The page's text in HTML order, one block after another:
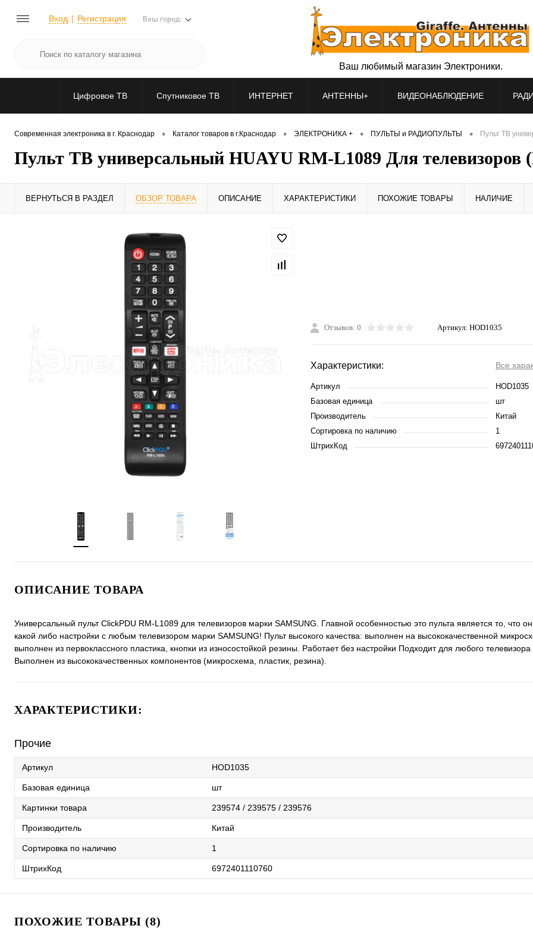
Вход Регистрация Ваш город:
Ваш любимый магазин Электроники.
Цифровое ТВ Спутниковое ТВ ИНТЕРНЕТ АНТЕННЫ+ ВИДЕОНАБЛЮДЕНИЕ
Современная электроника в г. Краснодар • Каталог товаров в г.Краснодар • ЭЛЕКТРОНИКА + • ПУЛЬТЫ и РАДИОПУЛЬТЫ • Пульт ТВ
Пульт ТВ универсальный HUAYU RM-L1089 Для телевизоров
ВЕРНУТЬСЯ В РАЗДЕЛ ОБЗОР ТОВАРА ОПИСАНИЕ ХАРАКТЕРИСТИКИ ПОХОЖИЕ ТОВАРЫ НАЛИЧИЕ
Отзывов: 0 Артикул: HOD1035
Характеристики: Все
Артикул
HOD1035
Базовая единица
шт
Производитель
Китай
Сортировка по наличию
1
ШтрихКод
ОПИСАНИЕ ТОВАРА
Универсальный пульт ClickPDU RM-L1089 для телевизоров марки SAMSUNG. Главной особенностью это пульта является то, что
какой либо настройки с любым телевизором марки SAMSUNG! Пульт высокого качества: выполнен на высококачественной
выполнен из первокласcного пластика, кнопки из износостойкой резины. Работает без настройки Подходит для любого
Выполнен из высококачественных компонентов (микросхема, пластик, резина).
ХАРАКТЕРИСТИКИ:
Прочие
Артикул HOD1035
Базовая единица шт
Картинки товара 239574 / 239575 / 239576
Производитель Китай
Сортировка по наличию 1
ШтрихКод 6972401110760
ПОХОЖИЕ ТОВАРЫ (8)